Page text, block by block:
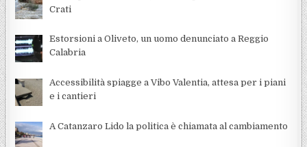
Crati
Estorsioni a Oliveto, un uomo denunciato a Reggio
Calabria
Accessibilità spiagge a Vibo Valentia, attesa per i piani
e i cantieri
A Catanzaro Lido la politica è chiamata al cambiamento